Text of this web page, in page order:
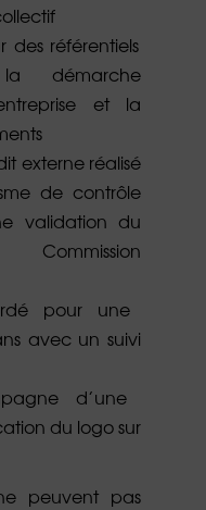
des référentiels
la démarche
et la
externe réalisé
de contrôle
validation du
pour une
avec un suivi
d’une
du logo sur
peuvent pas